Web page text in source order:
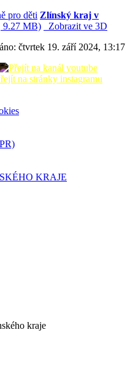
Zlínský kraj v
9.27 MB)
Zobrazit ve 3D
čtvrtek 19. září 2024, 13:17
KRAJE
kraje